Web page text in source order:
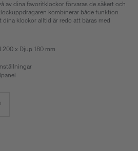
av dina favoritklockor förvaras de säkert och
kombinerar både funktion
klockor alltid är redo att bäras med
200 x Djup 180 mm